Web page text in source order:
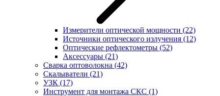
Измерители оптической мощности (22)
Источники оптического излучения (12)
Оптические рефлектометры (52)
Аксессуары (21)
Сварка оптоволокна (42)
Скалыватели (21)
УЗК (17)
Инструмент для монтажа СКС (1)